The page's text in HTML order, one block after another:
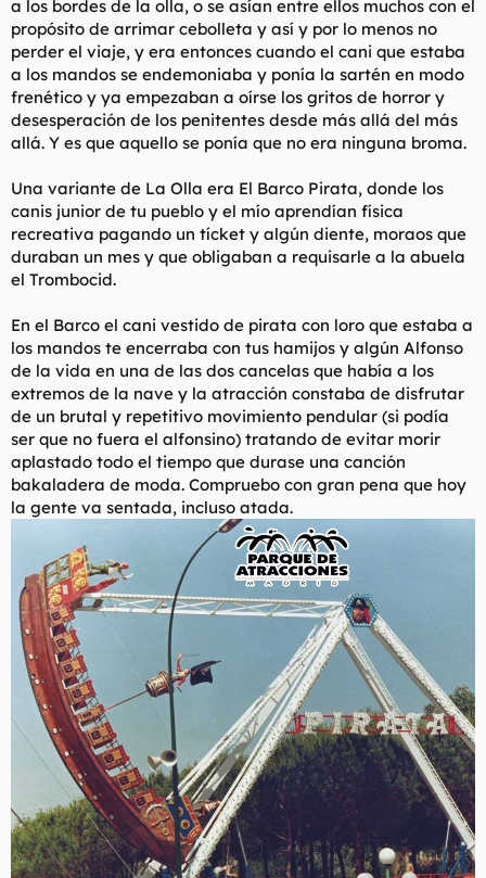
a los bordes de la olla, o se asían entre ellos muchos con el
propósito de arrimar cebolleta y así y por lo menos no
perder el viaje, y era entonces cuando el cani que estaba
a los mandos se endemoniaba y ponía la sartén en modo
frenético y ya empezaban a oírse los gritos de horror y
desesperación de los penitentes desde más allá del más
allá. Y es que aquello se ponía que no era ninguna broma.
Una variante de La Olla era El Barco Pirata, donde los
canis junior de tu pueblo y el mío aprendían física
recreativa pagando un tícket y algún diente, moraos que
duraban un mes y que obligaban a requisarle a la abuela
el Trombocid.
En el Barco el cani vestido de pirata con loro que estaba a
los mandos te encerraba con tus hamijos y algún Alfonso
de la vida en una de las dos cancelas que había a los
extremos de la nave y la atracción constaba de disfrutar
de un brutal y repetitivo movimiento pendular (si podía
ser que no fuera el alfonsino) tratando de evitar morir
aplastado todo el tiempo que durase una canción
bakaladera de moda. Compruebo con gran pena que hoy
la gente va sentada, incluso atada.